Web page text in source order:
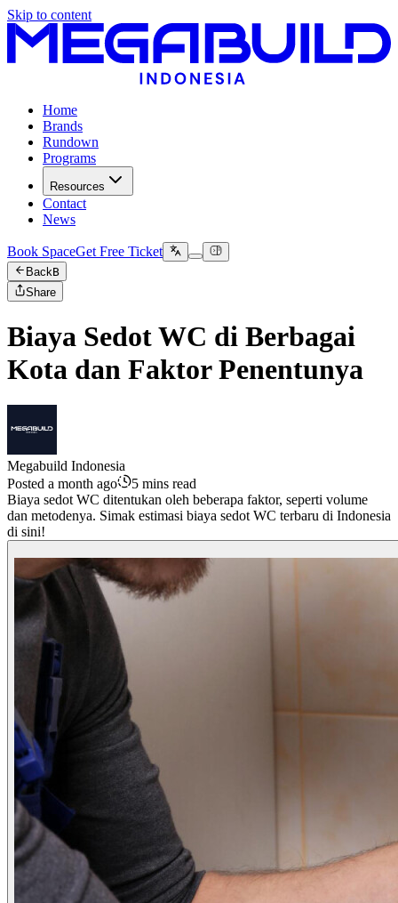
Skip to content
Home
Brands
Rundown
Programs
Resources
Contact
News
Book SpaceGet Free Ticket
BackB
Share
Biaya Sedot WC di Berbagai
Kota dan Faktor Penentunya
Megabuild Indonesia
Posted a month ago
5 mins read
Biaya sedot WC ditentukan oleh beberapa faktor, seperti volume
dan metodenya. Simak estimasi biaya sedot WC terbaru di Indonesia
di sini!